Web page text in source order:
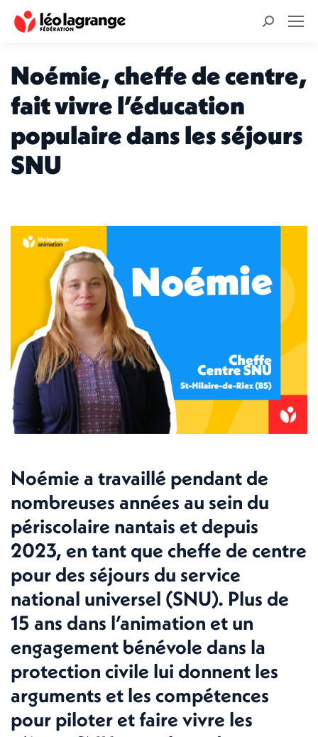
Recherche
Noémie, cheffe de centre,
fait vivre l’éducation
populaire dans les séjours
SNU
Noémie a travaillé pendant de
nombreuses années au sein du
périscolaire nantais et depuis
2023, en tant que cheffe de centre
pour des séjours du service
national universel (SNU). Plus de
15 ans dans l’animation et un
engagement bénévole dans la
protection civile lui donnent les
arguments et les compétences
pour piloter et faire vivre les